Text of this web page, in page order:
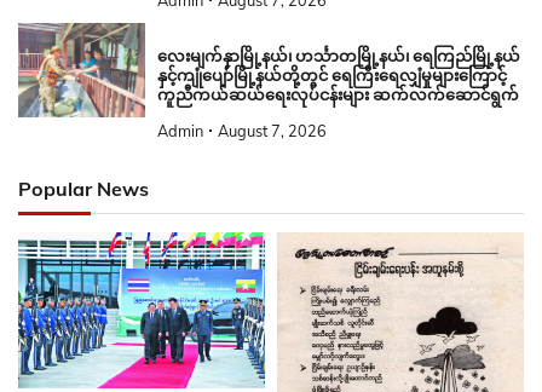
လေးမျက်နှာမြို့နယ်၊ ဟင်္သာတမြို့နယ်၊ ရေကြည်မြို့နယ်
နှင့်ကျုံပျော်မြို့နယ်တို့တွင် ရေကြီးရေလျှံမှုများကြောင့်
ကူညီကယ်ဆယ်ရေးလုပ်ငန်းများ ဆက်လက်ဆောင်ရွက်
Admin August 7, 2026
Popular News